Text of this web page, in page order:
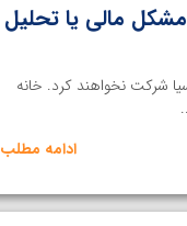
مشکل مالی یا تحلیل
شرکت نخواهند کرد. خانه
ادامه مطلب